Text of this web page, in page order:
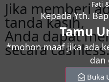
Jika memberi
tanda kasih,
Anda dapat
secara
Fati
Kepada Yth.
Tamu
*mohon maaf jika ada
dan
Buka